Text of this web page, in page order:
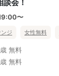
会！
〜
ジ 女性無料
無料
無料